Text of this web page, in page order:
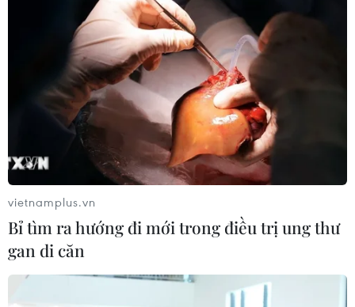
vietnamplus.vn
Bỉ tìm ra hướng đi mới trong điều trị ung thư
gan di căn